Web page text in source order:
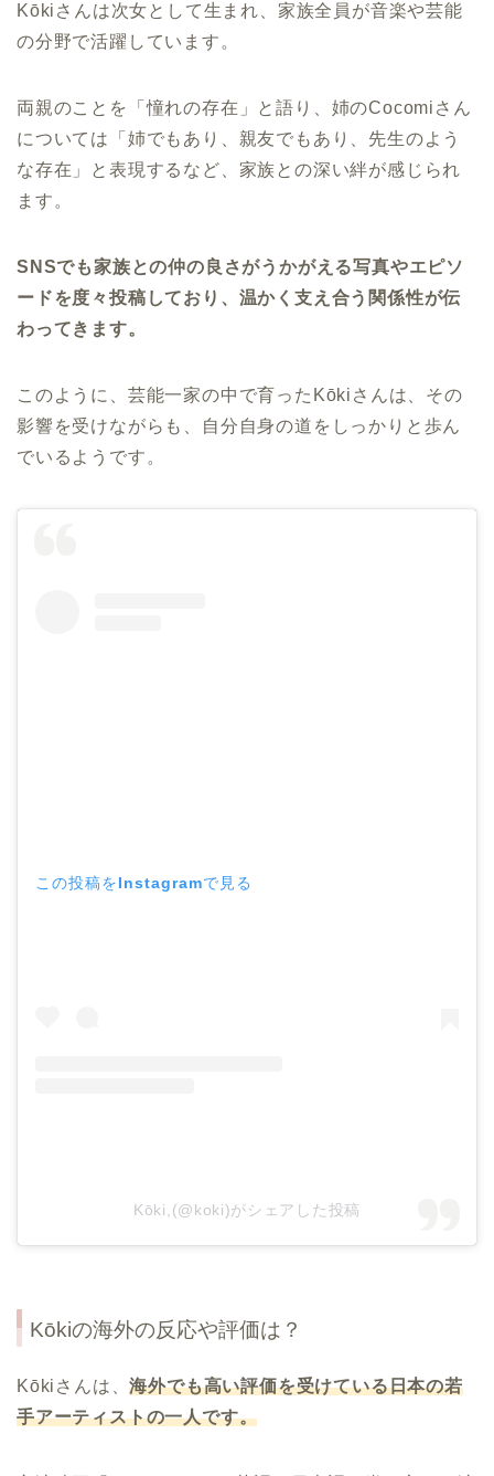
Kōkiさんは次女として生まれ、家族全員が音楽や芸能
の分野で活躍しています。
両親のことを「憧れの存在」と語り、姉のCocomiさん
については「姉でもあり、親友でもあり、先生のよう
な存在」と表現するなど、家族との深い絆が感じられ
ます。
SNSでも家族との仲の良さがうかがえる写真やエピソ
ードを度々投稿しており、温かく支え合う関係性が伝
わってきます。
このように、芸能一家の中で育ったKōkiさんは、その
影響を受けながらも、自分自身の道をしっかりと歩ん
でいるようです。
この投稿をInstagramで見る
Kōki,(@koki)がシェアした投稿
Kōkiの海外の反応や評価は？
Kōkiさんは、海外でも高い評価を受けている日本の若
手アーティストの一人です。